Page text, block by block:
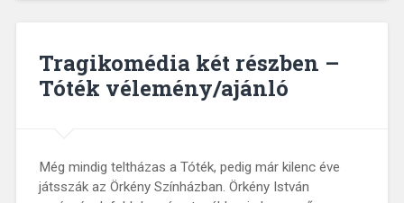
Tragikomédia két részben –
Tóték vélemény/ajánló
Még mindig teltházas a Tóték, pedig már kilenc éve
játsszák az Örkény Színházban. Örkény István